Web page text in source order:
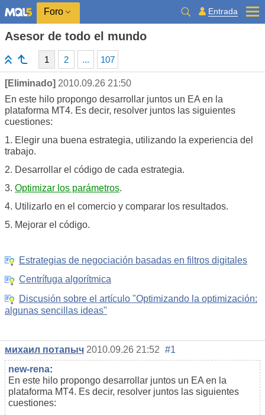
Foro Entrada
Asesor de todo el mundo
1 2 ... 107
[Eliminado] 2010.09.26 21:50
En este hilo propongo desarrollar juntos un EA en la
plataforma MT4. Es decir, resolver juntos las siguientes
cuestiones:
1. Elegir una buena estrategia, utilizando la experiencia del
trabajo.
2. Desarrollar el código de cada estrategia.
3. Optimizar los parámetros.
4. Utilizarlo en el comercio y comparar los resultados.
5. Mejorar el código.
Estrategias de negociación basadas en filtros digitales
Centrífuga algorítmica
Discusión sobre el artículo "Optimizando la optimización:
algunas sencillas ideas"
михаил потапыч 2010.09.26 21:52 #1
new-rena:
En este hilo propongo desarrollar juntos un EA en la
plataforma MT4. Es decir, resolver juntos las siguientes
cuestiones: